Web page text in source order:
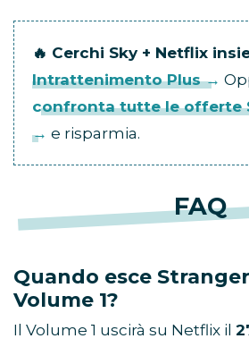
🔥 Cerchi Sky + Netflix
Intrattenimento Plus →
confronta tutte le offerte
→ e risparmia.
FAQ
Quando esce
Volume 1?
Il Volume 1 uscirà su Netflix il